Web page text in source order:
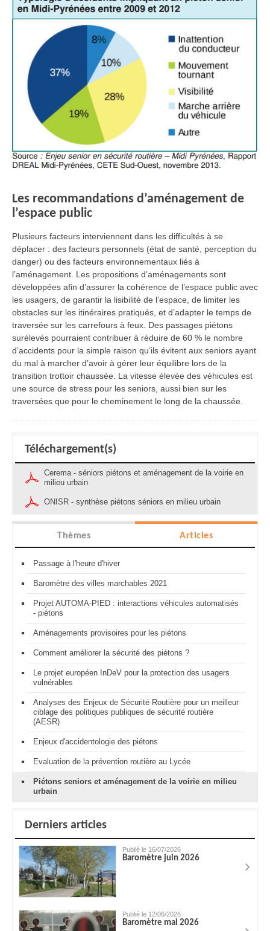
Les recommandations d’aménagement de
l’espace public
Plusieurs facteurs interviennent dans les difficultés à se
déplacer : des facteurs personnels (état de santé, perception du
danger) ou des facteurs environnementaux liés à
l’aménagement. Les propositions d’aménagements sont
développées afin d’assurer la cohérence de l’espace public avec
les usagers, de garantir la lisibilité de l’espace, de limiter les
obstacles sur les itinéraires pratiqués, et d’adapter le temps de
traversée sur les carrefours à feux. Des passages piétons
surélevés pourraient contribuer à réduire de 60 % le nombre
d’accidents pour la simple raison qu’ils évitent aux seniors ayant
du mal à marcher d’avoir à gérer leur équilibre lors de la
transition trottoir chaussée. La vitesse élevée des véhicules est
une source de stress pour les seniors, aussi bien sur les
traversées que pour le cheminement le long de la chaussée.
Téléchargement(s)
Cerema - séniors piétons et aménagement de la voirie en
milieu urbain
ONISR - synthèse piétons séniors en milieu urbain
Thèmes Articles
Passage à l'heure d'hiver
Baromètre des villes marchables 2021
Projet AUTOMA-PIED : interactions véhicules automatisés
- piétons
Aménagements provisoires pour les piétons
Comment améliorer la sécurité des piétons ?
Le projet européen InDeV pour la protection des usagers
vulnérables
Analyses des Enjeux de Sécurité Routière pour un meilleur
ciblage des politiques publiques de sécurité routière
(AESR)
Enjeux d'accidentologie des piétons
Evaluation de la prévention routière au Lycée
Piétons seniors et aménagement de la voirie en milieu
urbain
Derniers articles
Publié le 16/07/2026
Baromètre juin 2026
Publié le 12/06/2026
Baromètre mai 2026